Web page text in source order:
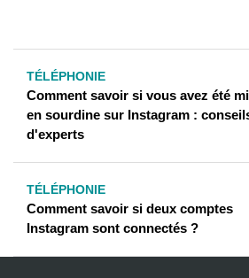
TÉLÉPHONIE
Comment savoir si vous avez été
en sourdine sur Instagram :
d'experts
TÉLÉPHONIE
Comment savoir si deux comptes
Instagram sont connectés ?